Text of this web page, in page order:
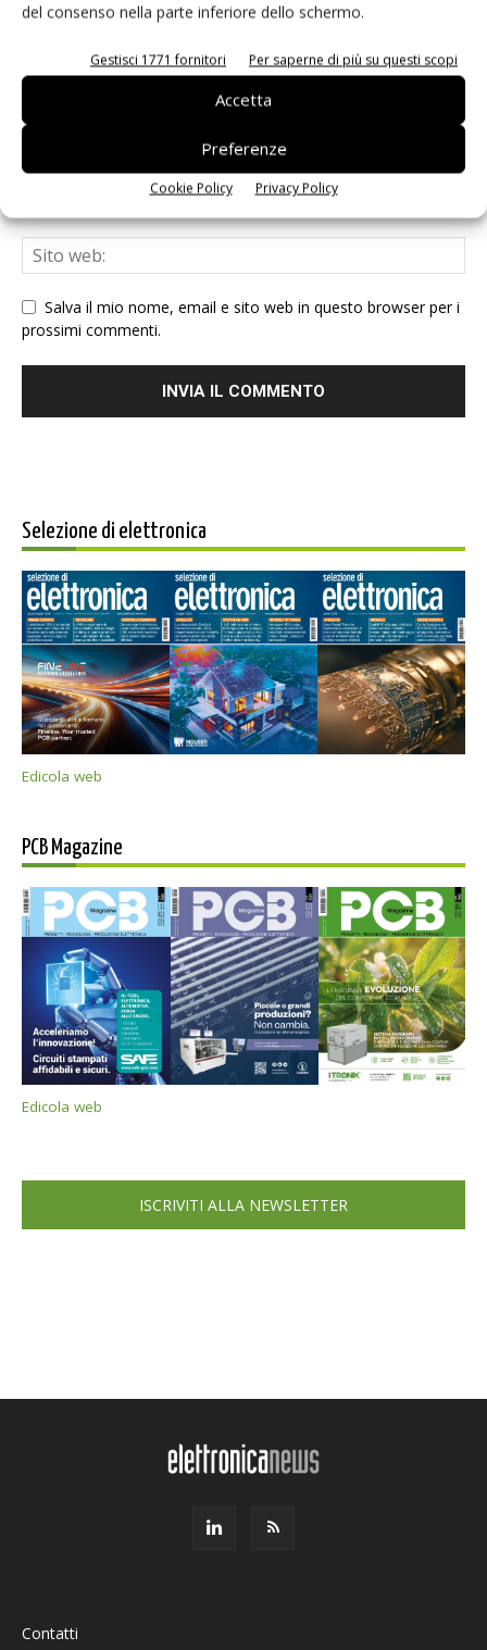
del consenso nella parte inferiore dello schermo.
Gestisci 1771 fornitori Per saperne di più su questi scopi
Accetta
Preferenze
Cookie Policy Privacy Policy
Salva il mio nome, email e sito web in questo browser per i
prossimi commenti.
Selezione di elettronica
Edicola web
PCB Magazine
Edicola web
ISCRIVITI ALLA NEWSLETTER
Contatti